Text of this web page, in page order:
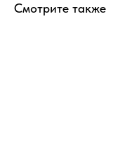
Смотрите также